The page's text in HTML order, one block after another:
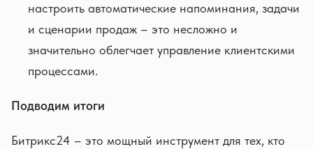
настроить автоматические напоминания, задачи
и сценарии продаж – это несложно и
значительно облегчает управление клиентскими
процессами.
Подводим итоги
Битрикс24 – это мощный инструмент для тех, кто